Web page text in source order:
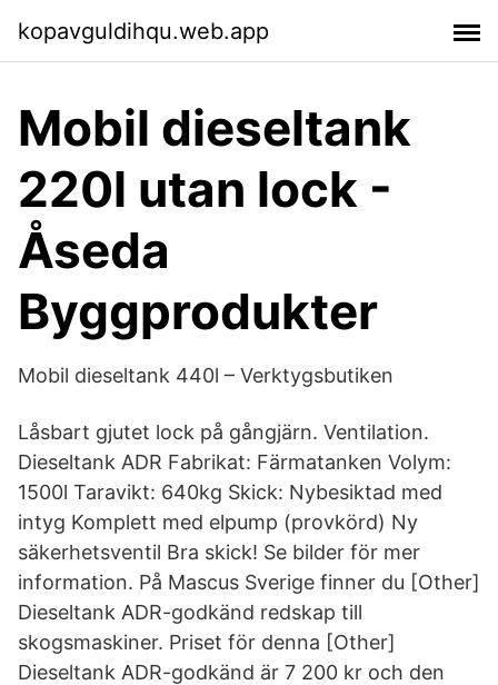
kopavguldihqu.web.app
Mobil dieseltank
220l utan lock -
Åseda
Byggprodukter
Mobil dieseltank 440l – Verktygsbutiken
Låsbart gjutet lock på gångjärn. Ventilation.
Dieseltank ADR Fabrikat: Färmatanken Volym:
1500l Taravikt: 640kg Skick: Nybesiktad med
intyg Komplett med elpump (provkörd) Ny
säkerhetsventil Bra skick! Se bilder för mer
information. På Mascus Sverige finner du [Other]
Dieseltank ADR-godkänd redskap till
skogsmaskiner. Priset för denna [Other]
Dieseltank ADR-godkänd är 7 200 kr och den